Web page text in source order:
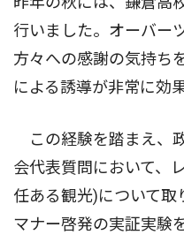
行いました。オーバー
方々への感謝の気持ち
による誘導が非常に効
この経験を踏まえ、
会代表質問において、
任ある観光)について取
マナー啓発の実証実験